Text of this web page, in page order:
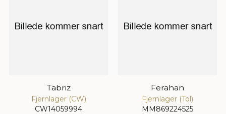
Tabriz
Fjernlager (CW)
CW14059994
Ferahan
Fjernlager (Tol)
MM869224525